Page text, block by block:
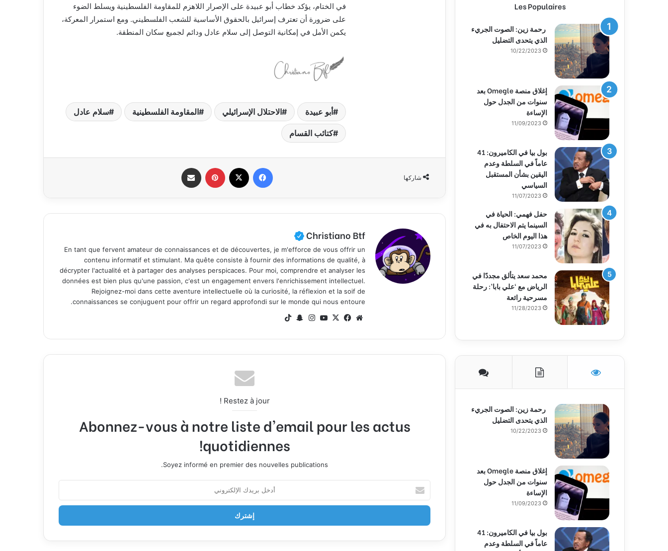
في الختام، يؤكد خطاب أبو عبيدة على الإصرار اللاهزم للمقاومة الفلسطينية ويسلط الضوء
على ضرورة أن تعترف إسرائيل بالحقوق الأساسية للشعب الفلسطيني. ومع استمرار المعركة،
يكمن الأمل في إمكانية التوصل إلى سلام عادل ودائم لجميع سكان المنطقة.
أبو عبيدة الاحتلال الإسرائيلي المقاومة الفلسطينية سلام عادل
كتائب القسام
شاركها
Christiano Btf
En tant que fervent amateur de connaissances et de découvertes, je m'efforce de vous offrir un
contenu informatif et stimulant. Ma quête consiste à fournir des informations de qualité, à
décrypter l'actualité et à partager des analyses perspicaces. Pour moi, comprendre et analyser les
données est bien plus qu'une passion, c'est un engagement envers l'enrichissement intellectuel.
Rejoignez-moi dans cette aventure intellectuelle où la curiosité, la réflexion et la soif de
connaissances se conjuguent pour offrir un regard approfondi sur le monde qui nous entoure.
موق
الوي
ب
في
وك
X
يوتي انس
ام
سنا
تشا
ت
k
Restez à jour !
Abonnez-vous à notre liste d'email pour les actus
quotidiennes!
Soyez informé en premier des nouvelles publications.
خ
ب
Les Populaires
رحمة زين: الصوت الجريء
الذي يتحدى التضليل
10/22/2023
إغلاق منصة Omegle بعد
سنوات من الجدل حول
الإساءة
11/09/2023
بول بيا في الكاميرون: 41
عاماً في السلطة وعدم
اليقين بشأن المستقبل
السياسي
11/07/2023
حفل فهمي: الحياة في
السينما يتم الاحتفال به في
هذا اليوم الخاص
11/07/2023
محمد سعد يتألق مجددًا في
الرياض مع ‘علي بابا’: رحلة
مسرحية رائعة
11/28/2023
رحمة زين: الصوت الجريء
الذي يتحدى التضليل
10/22/2023
إغلاق منصة Omegle بعد
سنوات من الجدل حول
الإساءة
11/09/2023
بول بيا في الكاميرون: 41
عاماً في السلطة وعدم